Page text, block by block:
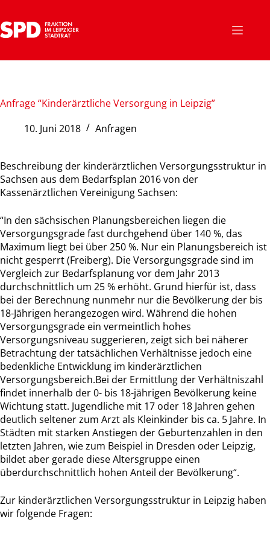
Inhalt
springen
Anfrage “Kinderärztliche Versorgung in Leipzig”
10. Juni 2018
Anfragen
Beschreibung der kinderärztlichen Versorgungsstruktur in
Sachsen aus dem Bedarfsplan 2016 von der
Kassenärztlichen Vereinigung Sachsen:
“In den sächsischen Planungsbereichen liegen die
Versorgungsgrade fast durchgehend über 140 %, das
Maximum liegt bei über 250 %. Nur ein Planungsbereich ist
nicht gesperrt (Freiberg). Die Versorgungsgrade sind im
Vergleich zur Bedarfsplanung vor dem Jahr 2013
durchschnittlich um 25 % erhöht. Grund hierfür ist, dass
bei der Berechnung nunmehr nur die Bevölkerung der bis
18-Jährigen herangezogen wird. Während die hohen
Versorgungsgrade ein vermeintlich hohes
Versorgungsniveau suggerieren, zeigt sich bei näherer
Betrachtung der tatsächlichen Verhältnisse jedoch eine
bedenkliche Entwicklung im kinderärztlichen
Versorgungsbereich.Bei der Ermittlung der Verhältniszahl
findet innerhalb der 0- bis 18-jährigen Bevölkerung keine
Wichtung statt. Jugendliche mit 17 oder 18 Jahren gehen
deutlich seltener zum Arzt als Kleinkinder bis ca. 5 Jahre. In
Städten mit starken Anstiegen der Geburtenzahlen in den
letzten Jahren, wie zum Beispiel in Dresden oder Leipzig,
bildet aber gerade diese Altersgruppe einen
überdurchschnittlich hohen Anteil der Bevölkerung“.
Zur kinderärztlichen Versorgungsstruktur in Leipzig haben
wir folgende Fragen: